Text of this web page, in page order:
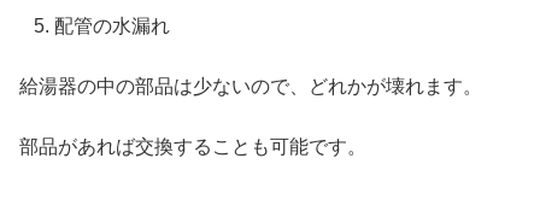
配管の水漏れ
給湯器の中の部品は少ないので、どれかが壊れます。
部品があれば交換することも可能です。